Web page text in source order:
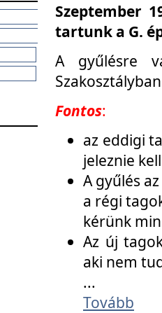
Szeptember
tartunk a G.
A gyűlésre
Fontos:
az eddigi
jeleznie
A gyűlés
a régi
kérünk
Az új
aki nem
...
Tovább